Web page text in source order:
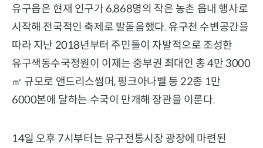
유구읍은 현재 인구가 6,868명의 작은 농촌 읍내 행사로
시작해 전국적인 축제로 발돋음했다. 유구천 수변공간을
따라 지난 2018년부터 주민들이 자발적으로 조성한
유구색동수국정원이 이제는 중부권 최대인 총 4만 3000
㎡ 규모로 앤드리스썸머, 핑크아나벨 등 22종 1만
6000본에 달하는 수국이 만개해 장관을 이룬다.
14일 오후 7시부터는 유구전통시장 광장에 마련된